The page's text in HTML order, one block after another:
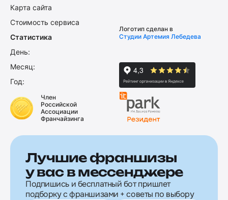
Карта сайта
Стоимость сервиса
Статистика
День:
Месяц:
Год:
Логотип сделан в
Студии Артемия Лебедева
Член
Российской
Ассоциации
Франчайзинга
Лучшие франшизы
у вас в мессенджере
Подпишись и бесплатный бот пришлет
подборку с франшизами + советы по выбору